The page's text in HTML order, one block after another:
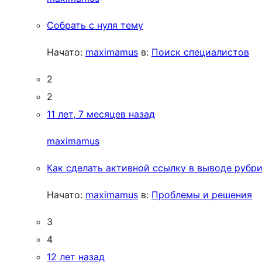
Собрать с нуля тему
Начато: maximamus в: Поиск специалистов
2
2
11 лет, 7 месяцев назад
maximamus
Как сделать активной ссылку в выводе
Начато: maximamus в: Проблемы и решения
3
4
12 лет назад